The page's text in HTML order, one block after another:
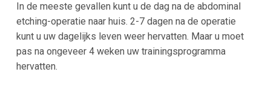
In de meeste gevallen kunt u de dag na de abdominal
etching-operatie naar huis. 2-7 dagen na de operatie
kunt u uw dagelijks leven weer hervatten. Maar u moet
pas na ongeveer 4 weken uw trainingsprogramma
hervatten.